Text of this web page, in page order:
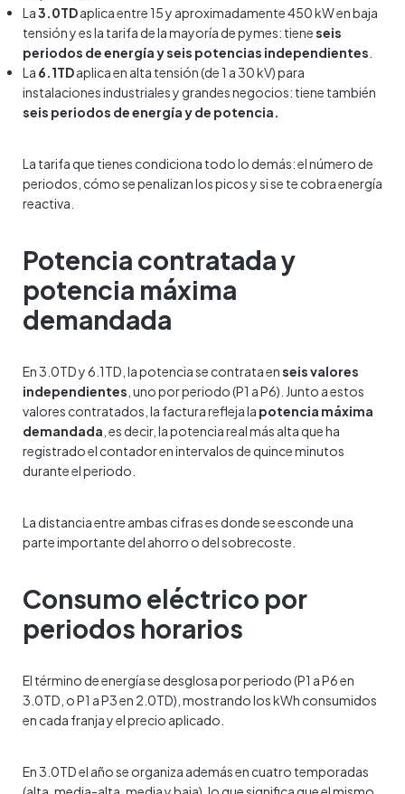
La3.0TDaplica entre 15 y aproximadamente 450 kW en baja
tensión y es la tarifa de la mayoría de pymes: tieneseis
periodos de energía y seis potencias independientes
La 6.1TDaplica en alta tensión (de 1 a 30 kV) para
instalaciones industriales y grandes negocios: tiene también
seis periodos de energía y de potencia.
La tarifa que tienes condiciona todo lo demás: el número de
periodos, cómo se penalizan los picos y si se te cobra energía
reactiva.
Potencia contratada y
potencia máxima
demandada
En 3.0TD y 6.1TD, la potencia se contrata enseis valores
independientes , uno por periodo (P1 a P6). Junto a estos
valores contratados, la factura refleja la potencia máxima
demandada , es decir, la potencia real más alta que ha
registrado el contador en intervalos de quince minutos
durante el periodo.
La distancia entre ambas cifras es donde se esconde una
parte importante del ahorro o del sobrecoste.
Consumo eléctrico por
periodos horarios
El término de energía se desglosa por periodo (P1 a P6 en
3.0TD, o P1 a P3 en 2.0TD), mostrando los kWh consumidos
en cada franja y el precio aplicado.
En 3.0TD el año se organiza además en cuatro temporadas